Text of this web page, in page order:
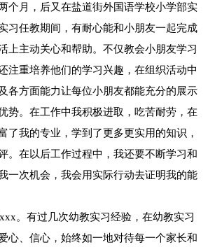
个月，后又在盐道街外国语学校小学部实
习任教期间，有耐心能和小朋友一起完成
上主动关心和帮助。不仅教会小朋友学习
注重培养他们的学习兴趣，在组织活动中
各方面能力让每位小朋友都能充分的展示
势。在工作中我积极进取，吃苦耐劳，在
了我的专业，学到了更多更实用的知识，
。在以后工作过程中，我还要不断学习和
一次机会，我会用实际行动去证明我的能
。有过几次幼教实习经验，在幼教实习
心、信心，始终如一地对待每一个家长和